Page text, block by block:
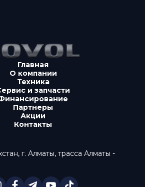
Главная
О компании
Техника
и запчасти
Партнеры
Акции
Контакты
г. Алматы, трасса Алматы -